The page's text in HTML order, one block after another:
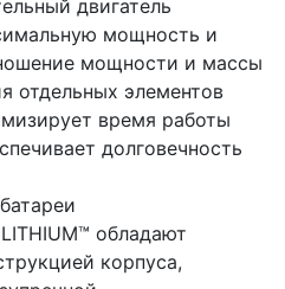
двигатель
мощность и
мощности и массы
отдельных элементов
время работы
долговечность
обладают
корпуса,